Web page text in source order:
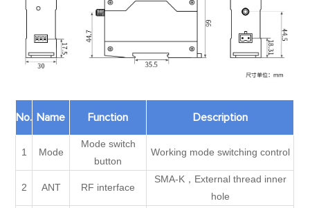
No. Name Function Description
1 Mode
Mode switch
button
Working mode switching control
2 ANT RF interface
SMA-K，External thread inner
hole